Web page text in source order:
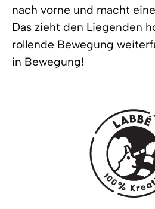
nach vorne und macht
Das zieht den Liegenden
rollende Bewegung
in Bewegung!